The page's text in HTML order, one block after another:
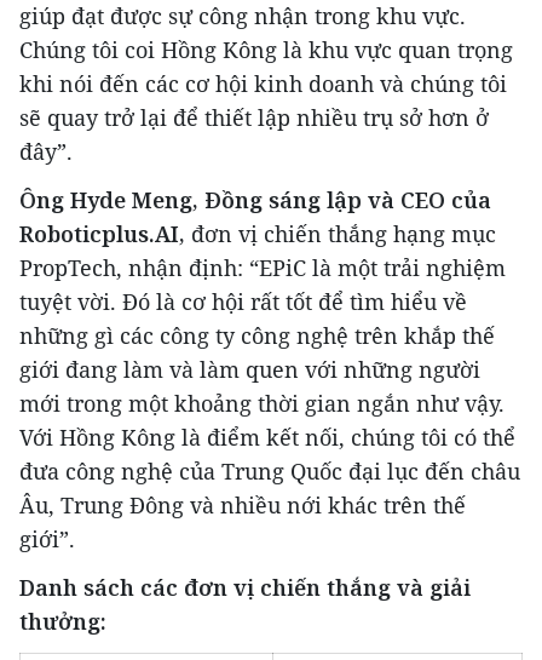
giúp đạt được sự công nhận trong khu vực.
Chúng tôi coi Hồng Kông là khu vực quan trọng
khi nói đến các cơ hội kinh doanh và chúng tôi
sẽ quay trở lại để thiết lập nhiều trụ sở hơn ở
đây”.
Ông Hyde Meng, Đồng sáng lập và CEO của
Roboticplus.AI, đơn vị chiến thắng hạng mục
PropTech, nhận định: “EPiC là một trải nghiệm
tuyệt vời. Đó là cơ hội rất tốt để tìm hiểu về
những gì các công ty công nghệ trên khắp thế
giới đang làm và làm quen với những người
mới trong một khoảng thời gian ngắn như vậy.
Với Hồng Kông là điểm kết nối, chúng tôi có thể
đưa công nghệ của Trung Quốc đại lục đến châu
Âu, Trung Đông và nhiều nới khác trên thế
giới”.
Danh sách các đơn vị chiến thắng và giải
thưởng: